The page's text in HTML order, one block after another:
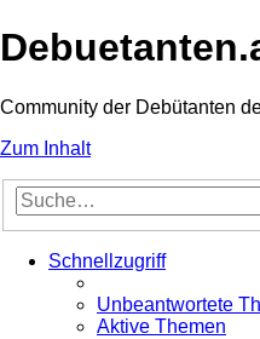
Community der Debütanten
Zum Inhalt
Schnellzugriff
Unbeantwortete
Aktive Themen